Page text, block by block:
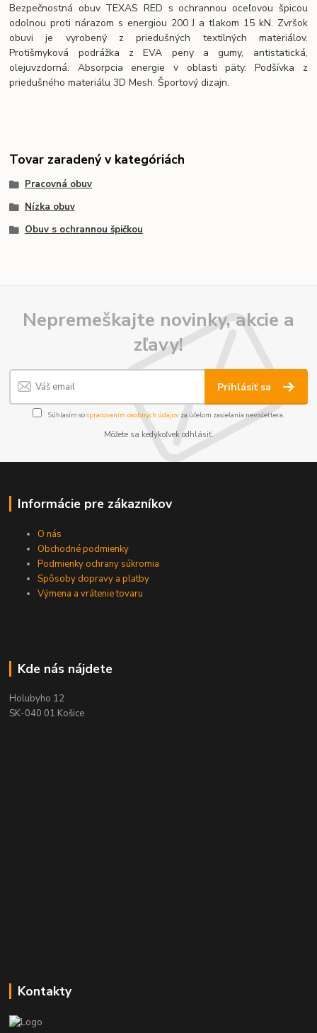
Bezpečnostná obuv TEXAS RED s ochrannou oceľovou špicou
odolnou proti nárazom s energiou 200 J a tlakom 15 kN. Zvršok
obuvi je vyrobený z priedušných textilných materiálov.
Protišmyková podrážka z EVA peny a gumy, antistatická,
olejuvzdorná. Absorpcia energie v oblasti päty. Podšívka z
priedušného materiálu 3D Mesh. Športový dizajn.
Tovar zaradený v kategóriách
Pracovná obuv
Nízka obuv
Obuv s ochrannou špičkou
Nepremeškajte novinky, akcie a
zľavy!
Prihlásiť sa
Súhlasím sospracovaním osobných údajov za účelom zasielania newslettera.
Môžete sa kedykoľvek odhlásiť.
Informácie pre zákazníkov
O nás
Obchodné podmienky
Podmienky ochrany súkromia
Spôsoby dopravy a platby
Výmena a vrátenie tovaru
Kde nás nájdete
Holubyho 12
SK-040 01 Košice
Kontakty